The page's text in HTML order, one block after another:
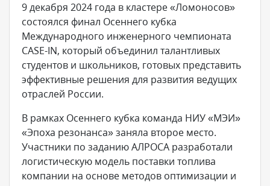
9 декабря 2024 года в кластере «Ломоносов»
состоялся финал Осеннего кубка
Международного инженерного чемпионата
CASE-IN, который объединил талантливых
студентов и школьников, готовых представить
эффективные решения для развития ведущих
отраслей России.
В рамках Осеннего кубка команда НИУ «МЭИ»
«Эпоха резонанса» заняла второе место.
Участники по заданию АЛРОСА разработали
логистическую модель поставки топлива
компании на основе методов оптимизации и